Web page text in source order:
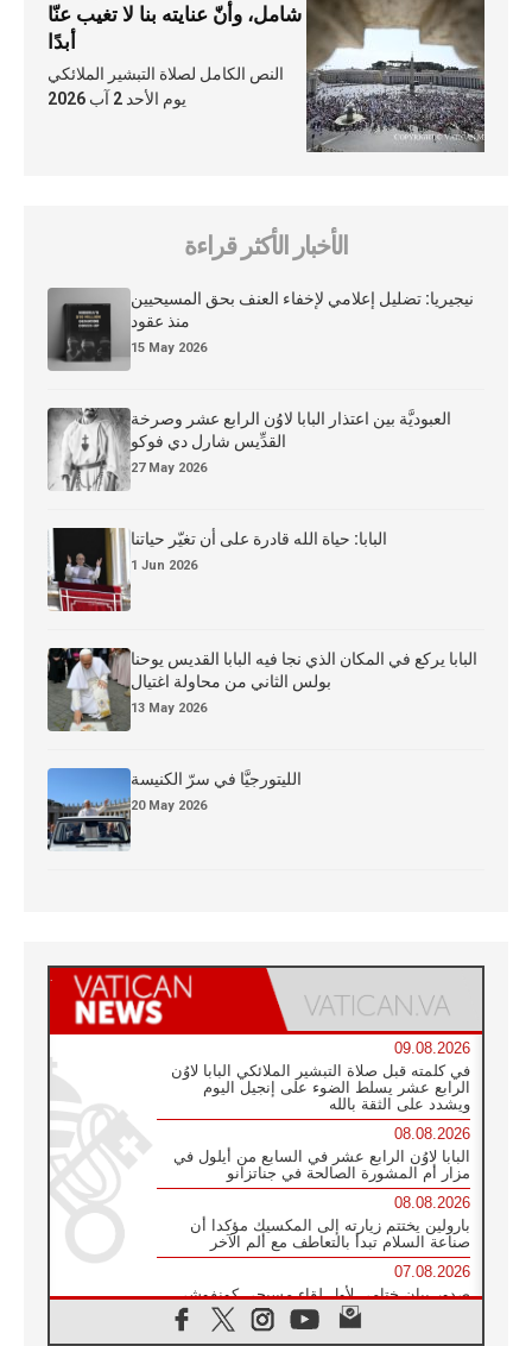
شامل، وأنّ عنايته بنا لا تغيب عنّا
أبدًا
النص الكامل لصلاة التبشير الملائكي
يوم الأحد 2 آب 2026
الأخبار الأكثر قراءة
نيجيريا: تضليل إعلامي لإخفاء العنف بحق المسيحيين
منذ عقود
15 May 2026
العبوديَّة بين اعتذار البابا لاوُن الرابع عشر وصرخة
القدِّيس شارل دي فوكو
27 May 2026
البابا: حياة الله قادرة على أن تغيّر حياتنا
1 Jun 2026
البابا يركع في المكان الذي نجا فيه البابا القديس يوحنا
بولس الثاني من محاولة اغتيال
13 May 2026
الليتورجيَّا في سرّ الكنيسة
20 May 2026
09.08.2026
في كلمته قبل صلاة التبشير الملائكي البابا لاوُن
الرابع عشر يسلط الضوء على إنجيل اليوم
ويشدد على الثقة بالله
08.08.2026
البابا لاوُن الرابع عشر في السابع من أيلول في
مزار أم المشورة الصالحة في جناتزانو
08.08.2026
بارولين يختتم زيارته إلى المكسيك مؤكدا أن
صناعة السلام تبدأ بالتعاطف مع ألم الآخر
07.08.2026
صدور بيان ختامي لأول لقاء مسيحي كونفوشي
بمشاركة الدائرة الفاتيكانية للحوار بين الأديان
07.08.2026